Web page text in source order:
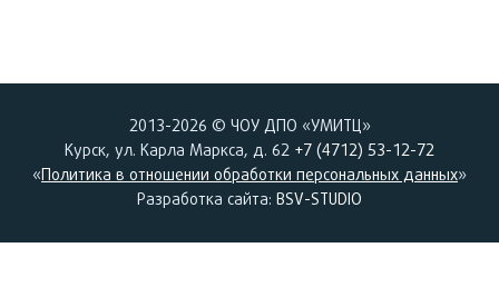
2013-2026 © ЧОУ ДПО «УМИТЦ»
Курск, ул. Карла Маркса, д. 62 +7 (4712) 53-12-72
«Политика в отношении обработки персональных данных»
Разработка сайта: BSV-STUDIO